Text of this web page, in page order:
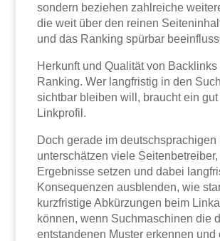
sondern beziehen zahlreiche
die weit über den reinen
und das Ranking spürbar
Herkunft und Qualität von
Ranking. Wer langfristig in den
sichtbar bleiben will, braucht ein
Linkprofil.
Doch gerade im deutschsprachigen
unterschätzen viele
Ergebnisse setzen und dabei
Konsequenzen ausblenden, wie
kurzfristige Abkürzungen beim
können, wenn Suchmaschinen die
entstandenen Muster erkennen und